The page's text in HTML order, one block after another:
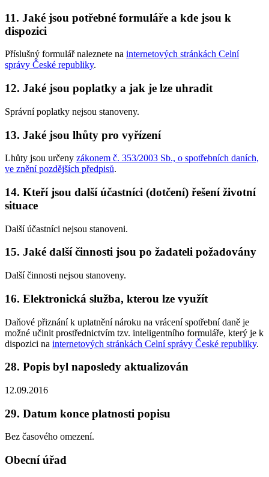
11. Jaké jsou potřebné formuláře a kde jsou k
dispozici
Příslušný formulář naleznete na internetových stránkách Celní
správy České republiky.
12. Jaké jsou poplatky a jak je lze uhradit
Správní poplatky nejsou stanoveny.
13. Jaké jsou lhůty pro vyřízení
Lhůty jsou určeny zákonem č. 353/2003 Sb., o spotřebních daních,
ve znění pozdějších předpisů.
14. Kteří jsou další účastníci (dotčení) řešení životní
situace
Další účastníci nejsou stanoveni.
15. Jaké další činnosti jsou po žadateli požadovány
Další činnosti nejsou stanoveny.
16. Elektronická služba, kterou lze využít
Daňové přiznání k uplatnění nároku na vrácení spotřební daně je
možné učinit prostřednictvím tzv. inteligentního formuláře, který je k
dispozici na internetových stránkách Celní správy České republiky.
28. Popis byl naposledy aktualizován
12.09.2016
29. Datum konce platnosti popisu
Bez časového omezení.
Obecní úřad